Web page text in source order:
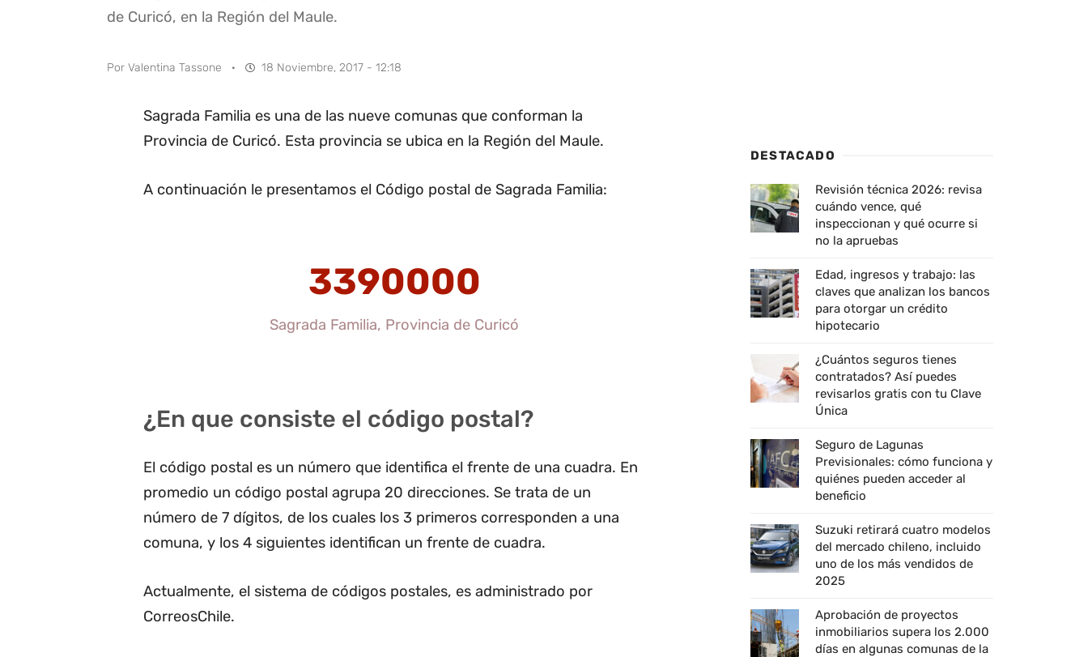
de Curicó, en la Región del Maule.
Por Valentina Tassone · 18 Noviembre, 2017 - 12:18
Sagrada Familia es una de las nueve comunas que conforman la
Provincia de Curicó. Esta provincia se ubica en la Región del Maule.
A continuación le presentamos el Código postal de Sagrada Familia:
3390000
Sagrada Familia, Provincia de Curicó
¿En que consiste el código postal?
El código postal es un número que identifica el frente de una cuadra. En
promedio un código postal agrupa 20 direcciones. Se trata de un
número de 7 dígitos, de los cuales los 3 primeros corresponden a una
comuna, y los 4 siguientes identifican un frente de cuadra.
Actualmente, el sistema de códigos postales, es administrado por
CorreosChile.
DESTACADO
Revisión técnica 2026: revisa
cuándo vence, qué
inspeccionan y qué ocurre si
no la apruebas
Edad, ingresos y trabajo: las
claves que analizan los bancos
para otorgar un crédito
hipotecario
¿Cuántos seguros tienes
contratados? Así puedes
revisarlos gratis con tu Clave
Única
Seguro de Lagunas
Previsionales: cómo funciona y
quiénes pueden acceder al
beneficio
Suzuki retirará cuatro modelos
del mercado chileno, incluido
uno de los más vendidos de
2025
Aprobación de proyectos
inmobiliarios supera los 2.000
días en algunas comunas de la